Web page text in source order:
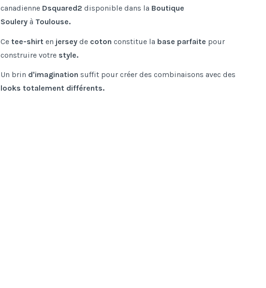
canadienne Dsquared2disponible dans la Boutique
Souleryà Toulouse.
Ce tee-shirt en jersey de coton constitue la base parfaite pour
construire votre style.
Un brin d'imagination suffit pour créer des combinaisons avec des
looks totalement différents.